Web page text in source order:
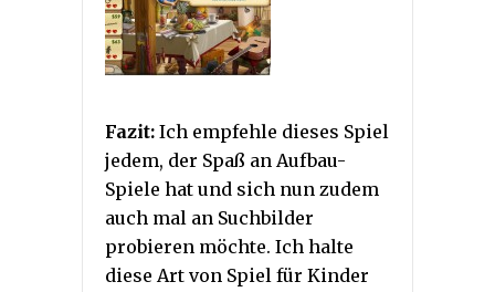
Fazit: Ich empfehle dieses Spiel
jedem, der Spaß an Aufbau-
Spiele hat und sich nun zudem
auch mal an Suchbilder
probieren möchte. Ich halte
diese Art von Spiel für Kinder